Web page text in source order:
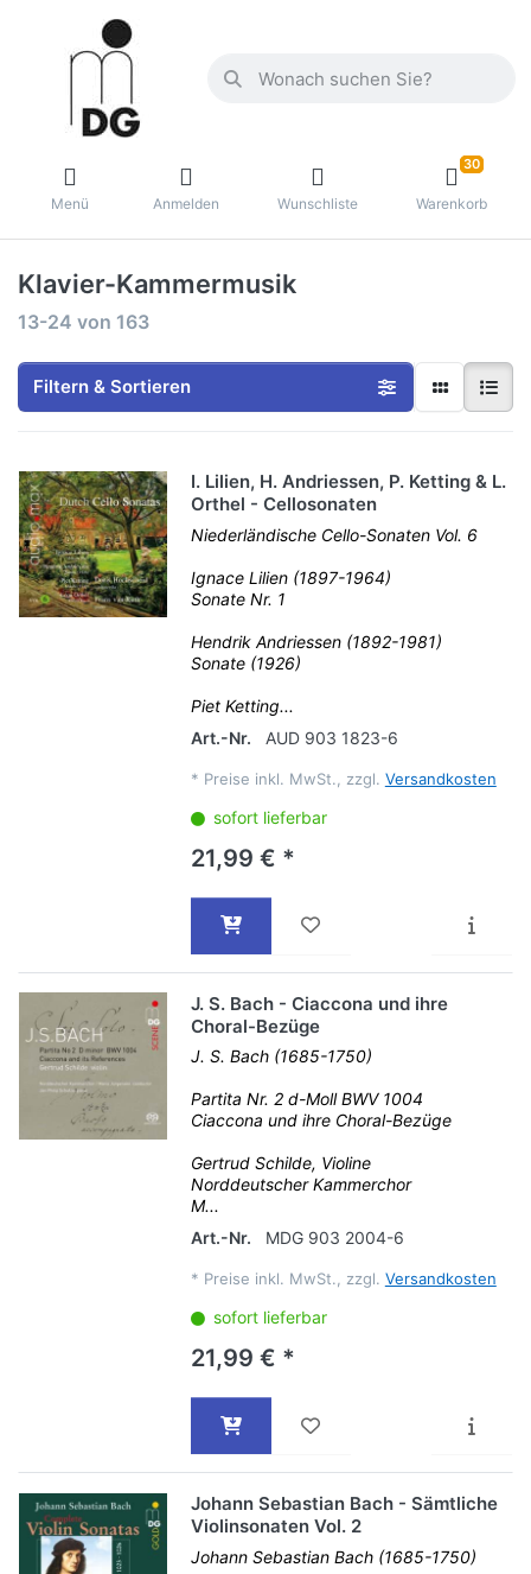
Menü Anmelden Wunschliste
30
Warenkorb
Klavier-Kammermusik
13-24 von 163
Filtern & Sortieren
I. Lilien, H. Andriessen, P. Ketting & L.
Orthel - Cellosonaten
Niederländische Cello-Sonaten Vol. 6
Ignace Lilien (1897-1964)
Sonate Nr. 1
Hendrik Andriessen (1892-1981)
Sonate (1926)
Piet Ketting...
Art.-Nr.
AUD 903 1823-6
* Preise inkl. MwSt., zzgl. Versandkosten
sofort lieferbar
21,99 € *
J. S. Bach - Ciaccona und ihre
Choral-Bezüge
J. S. Bach (1685-1750)
Partita Nr. 2 d-Moll BWV 1004
Ciaccona und ihre Choral-Bezüge
Gertrud Schilde, Violine
Norddeutscher Kammerchor
M...
Art.-Nr.
MDG 903 2004-6
* Preise inkl. MwSt., zzgl. Versandkosten
sofort lieferbar
21,99 € *
Johann Sebastian Bach - Sämtliche
Violinsonaten Vol. 2
Johann Sebastian Bach (1685-1750)